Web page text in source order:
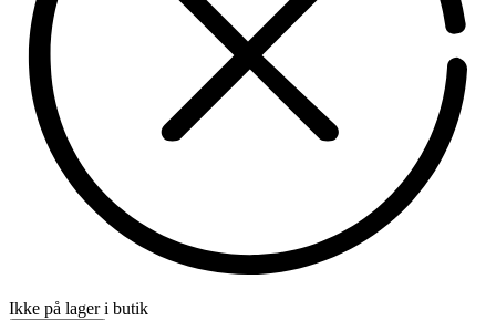
Ikke på lager i butik